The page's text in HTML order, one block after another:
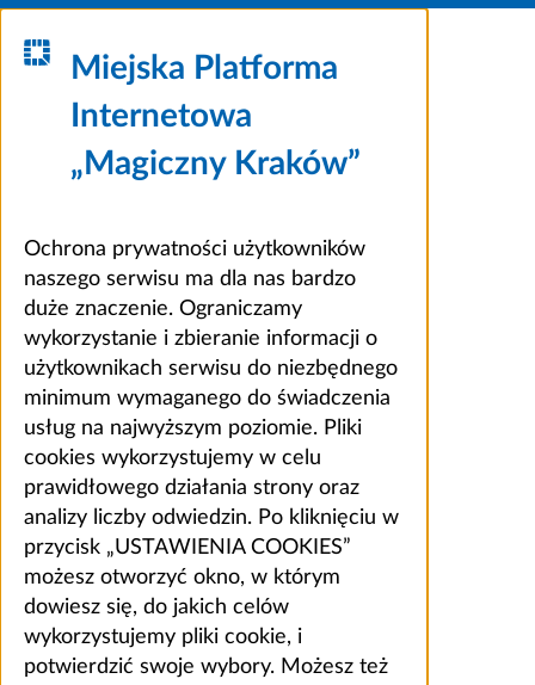
Miejska Platforma
Internetowa
„Magiczny Kraków”
Ochrona prywatności użytkowników
naszego serwisu ma dla nas bardzo
duże znaczenie. Ograniczamy
wykorzystanie i zbieranie informacji o
użytkownikach serwisu do niezbędnego
minimum wymaganego do świadczenia
usług na najwyższym poziomie. Pliki
cookies wykorzystujemy w celu
prawidłowego działania strony oraz
analizy liczby odwiedzin. Po kliknięciu w
przycisk „USTAWIENIA COOKIES”
możesz otworzyć okno, w którym
dowiesz się, do jakich celów
wykorzystujemy pliki cookie, i
potwierdzić swoje wybory. Możesz też